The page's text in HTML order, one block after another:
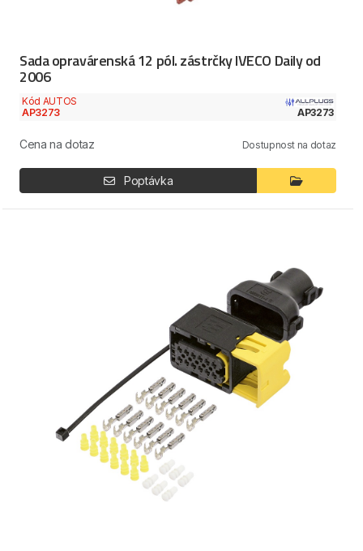
Sada opravárenská 12 pól. zástrčky IVECO Daily od
2006
Kód AUTOS
AP3273
AP3273
Cena na dotaz Dostupnost na dotaz
Poptávka